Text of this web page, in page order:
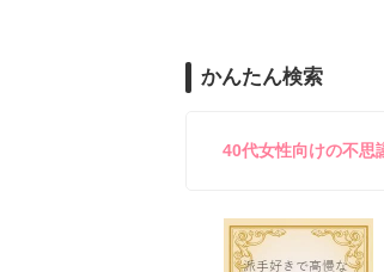
雪瀬鷹哉（29）が『
鷹哉『宜しくな、俺
シゴデキで冷徹な上
かんたん検索
40代女性向けの不思